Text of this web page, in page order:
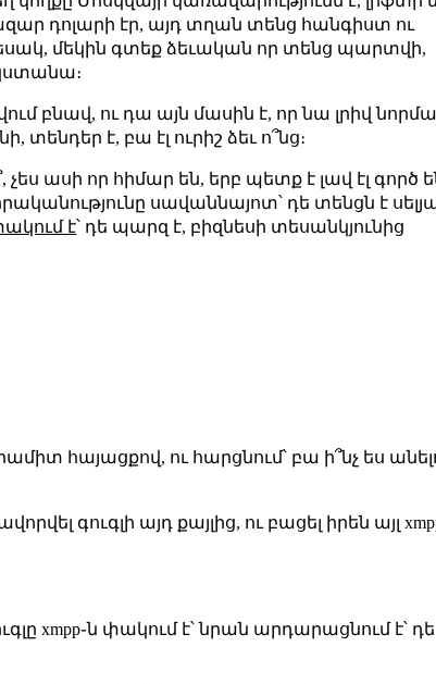
դոլարի էր, այդ տղան տենց հանգիստ ու
մեկին գտեք ձեւական որ տենց պարտվի,
բնավ, ու դա այն մասին է, որ նա լրիվ
է, բա էլ ուրիշ ձեւ ո՞նց։
ասի որ հիմար են, երբ պետք է լավ էլ գործ
սավաննայոտ՝ դե տենցն է
է՝ դե պարզ է, բիզնեսի տեսանկյունից
հայացքով, ու հարցնում՝ բա ի՞նչ ես
գուգլի այդ քայլից, ու բացել իրեն այլ
xmpp֊ն փակում է՝ նրան արդարացնում է՝ դե